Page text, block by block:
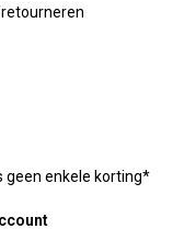
geen enkele korting*